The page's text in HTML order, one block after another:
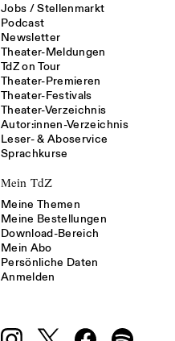
Jobs / Stellenmarkt
Podcast
Newsletter
Theater-Meldungen
TdZ on Tour
Theater-Premieren
Theater-Festivals
Theater-Verzeichnis
Autor:innen-Verzeichnis
Leser- & Aboservice
Sprachkurse
Mein TdZ
Meine Themen
Meine Bestellungen
Download-Bereich
Mein Abo
Persönliche Daten
Anmelden